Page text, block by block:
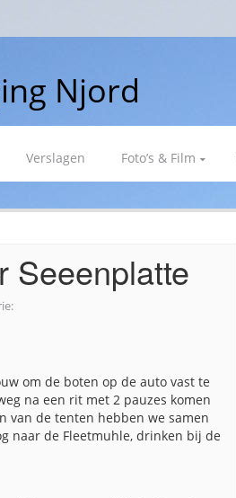
Njord
Verslagen Foto’s & Film
Seeenplatte
om de boten op de auto vast te
na een rit met 2 pauzes komen
van de tenten hebben we samen
naar de Fleetmuhle, drinken bij de